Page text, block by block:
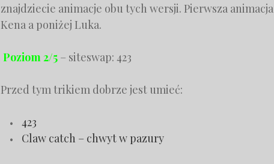
znajdziecie animacje obu tych wersji. Pierwsza
Kena a poniżej Luka.
Poziom 2/5 – siteswap: 423
Przed tym trikiem dobrze jest umieć:
423
Claw catch – chwyt w pazury